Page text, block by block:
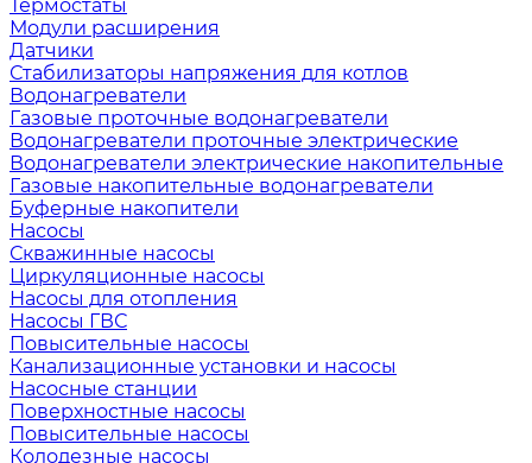
Термостаты
Модули расширения
Датчики
Стабилизаторы напряжения для котлов
Водонагреватели
Газовые проточные водонагреватели
Водонагреватели проточные электрические
Водонагреватели электрические накопительные
Газовые накопительные водонагреватели
Буферные накопители
Насосы
Скважинные насосы
Циркуляционные насосы
Насосы для отопления
Насосы ГВС
Повысительные насосы
Канализационные установки и насосы
Насосные станции
Поверхностные насосы
Повысительные насосы
Колодезные насосы